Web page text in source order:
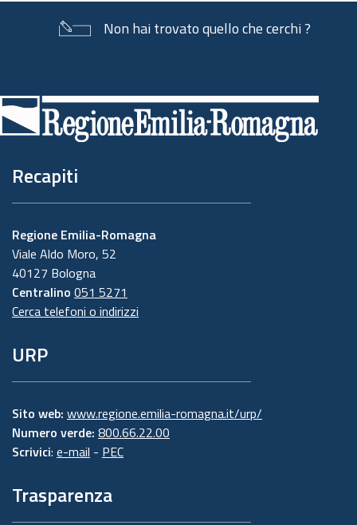
Non hai trovato quello che cerchi ?
di
pagina
Recapiti
Regione Emilia-Romagna
Viale Aldo Moro, 52
40127 Bologna
Centralino 051 5271
Cerca telefoni o indirizzi
URP
Sito web: www.regione.emilia-romagna.it/urp/
Numero verde: 800.66.22.00
Scrivici: e-mail - PEC
Trasparenza